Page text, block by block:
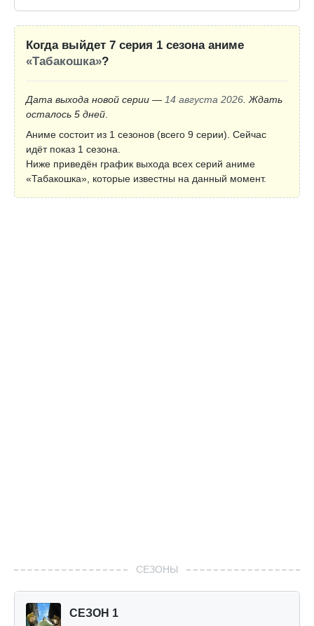
Когда выйдет 7 серия 1 сезона аниме
«Табакошка»?
Дата выхода новой серии — 14 августа 2026. Ждать
осталось 5 дней.
Аниме состоит из 1 сезонов (всего 9 серии). Сейчас
идёт показ 1 сезона.
Ниже приведён график выхода всех серий аниме
«Табакошка», которые известны на данный момент.
СЕЗОНЫ
СЕЗОН 1